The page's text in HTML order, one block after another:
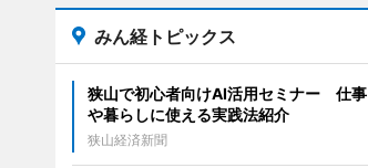
みん経トピックス
狭山で初心者向けAI活用セミナー 仕事
や暮らしに使える実践法紹介
狭山経済新聞